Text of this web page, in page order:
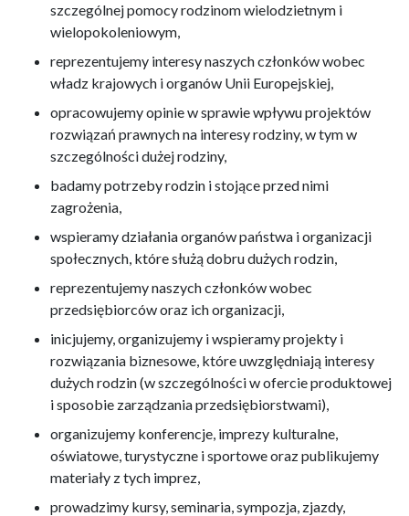
szczególnej pomocy rodzinom wielodzietnym i
wielopokoleniowym,
reprezentujemy interesy naszych członków wobec
władz krajowych i organów Unii Europejskiej,
opracowujemy opinie w sprawie wpływu projektów
rozwiązań prawnych na interesy rodziny, w tym w
szczególności dużej rodziny,
badamy potrzeby rodzin i stojące przed nimi
zagrożenia,
wspieramy działania organów państwa i organizacji
społecznych, które służą dobru dużych rodzin,
reprezentujemy naszych członków wobec
przedsiębiorców oraz ich organizacji,
inicjujemy, organizujemy i wspieramy projekty i
rozwiązania biznesowe, które uwzględniają interesy
dużych rodzin (w szczególności w ofercie produktowej
i sposobie zarządzania przedsiębiorstwami),
organizujemy konferencje, imprezy kulturalne,
oświatowe, turystyczne i sportowe oraz publikujemy
materiały z tych imprez,
prowadzimy kursy, seminaria, sympozja, zjazdy,